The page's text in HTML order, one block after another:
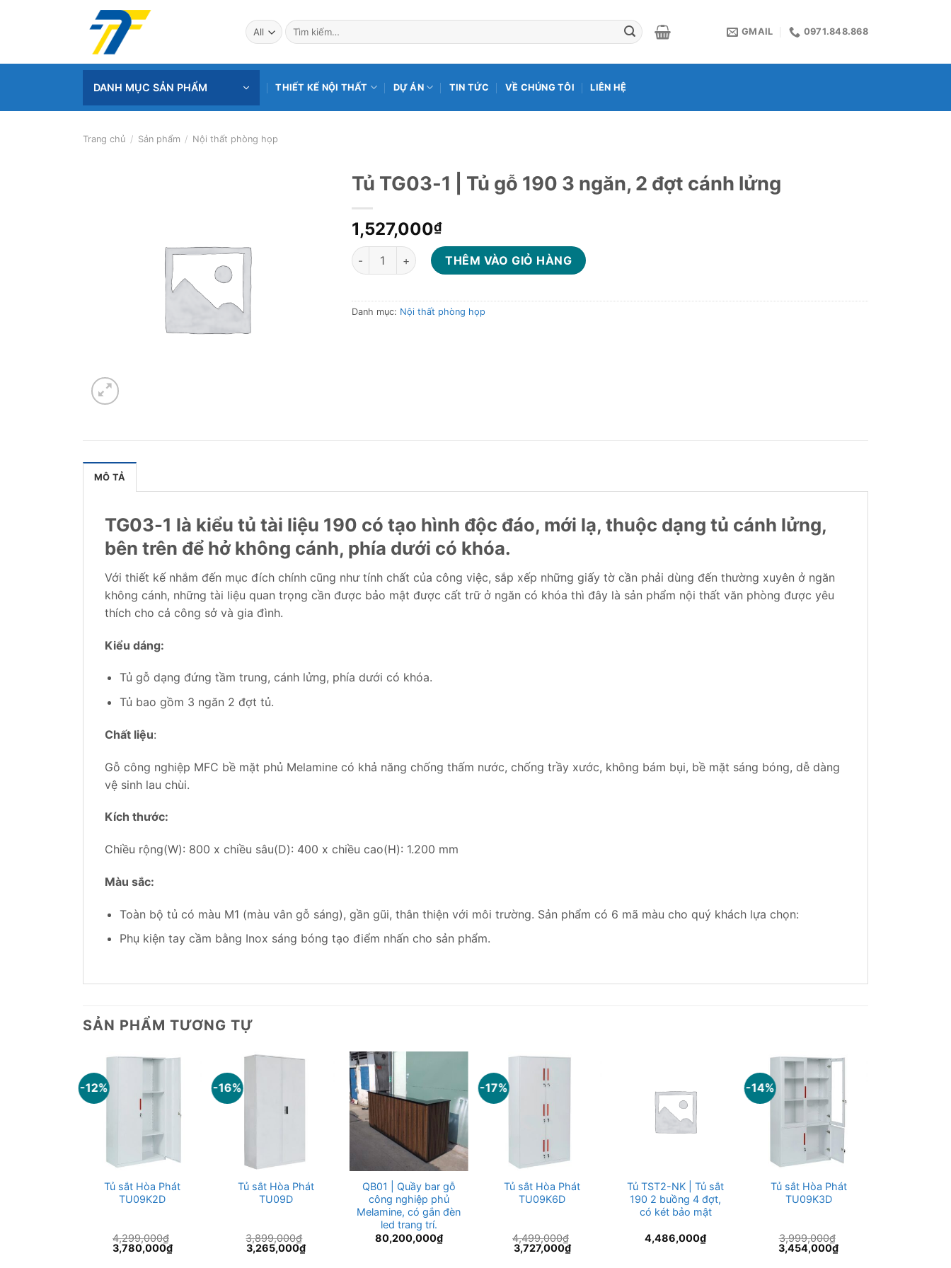
Tìm
kiếm:
GMAIL 0971.848.868
DANH MỤC SẢN PHẨM THIẾT KẾ NỘI THẤT DỰ ÁN TIN TỨC VỀ CHÚNG TÔI LIÊN HỆ
Trang chủ / Sản phẩm / Nội thất phòng họp
Tủ TG03-1 | Tủ gỗ 190 3 ngăn, 2 đợt cánh lửng
1,527,000₫
Tủ TG03-1 | Tủ gỗ 190 3 ngăn, 2 đợt cánh lửng số lượng
THÊM VÀO GIỎ HÀNG
Danh mục: Nội thất phòng họp
MÔ TẢ
TG03-1 là kiểu tủ tài liệu 190 có tạo hình độc đáo, mới lạ, thuộc dạng tủ cánh lửng,
bên trên để hở không cánh, phía dưới có khóa.
Với thiết kế nhắm đến mục đích chính cũng như tính chất của công việc, sắp xếp những giấy tờ cần phải dùng đến thường xuyên ở ngăn
không cánh, những tài liệu quan trọng cần được bảo mật được cất trữ ở ngăn có khóa thì đây là sản phẩm nội thất văn phòng được yêu
thích cho cả công sở và gia đình.
Kiểu dáng:
Tủ gỗ dạng đứng tầm trung, cánh lửng, phía dưới có khóa.
Tủ bao gồm 3 ngăn 2 đợt tủ.
Chất liệu:
Gỗ công nghiệp MFC bề mặt phủ Melamine có khả năng chống thấm nước, chống trầy xước, không bám bụi, bề mặt sáng bóng, dễ dàng
vệ sinh lau chùi.
Kích thước:
Chiều rộng(W): 800 x chiều sâu(D): 400 x chiều cao(H): 1.200 mm
Màu sắc:
Toàn bộ tủ có màu M1 (màu vân gỗ sáng), gần gũi, thân thiện với môi trường. Sản phẩm có 6 mã màu cho quý khách lựa chọn:
Phụ kiện tay cầm bằng Inox sáng bóng tạo điểm nhấn cho sản phẩm.
SẢN PHẨM TƯƠNG TỰ
-12%
Tủ sắt Hòa Phát
TU09K2D
4,299,000₫
Giá
gốc
3,780,000₫Giá
hiện
-16%
Tủ sắt Hòa Phát
TU09D
3,899,000₫
Giá
gốc
3,265,000₫Giá
hiện
QB01 | Quầy bar gỗ
công nghiệp phủ
Melamine, có gắn đèn
led trang trí.
80,200,000₫
-17%
Tủ sắt Hòa Phát
TU09K6D
4,499,000₫
Giá
gốc
3,727,000₫Giá
hiện
Tủ TST2-NK | Tủ sắt
190 2 buồng 4 đợt,
có két bảo mật
4,486,000₫
-14%
Tủ sắt Hòa Phát
TU09K3D
3,999,000₫
Giá
gốc
3,454,000₫Giá